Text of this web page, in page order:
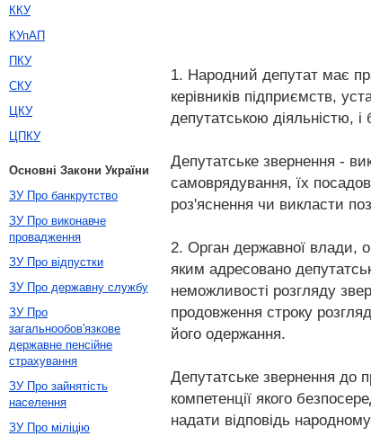
1. Народний депутат має
керівників підприємств,
депутатською діяльністю,
Депутатське звернення -
самоврядування, їх
роз'яснення чи викласти
2. Орган державної влади,
яким адресовано
неможливості розгляду
продовження строку
його одержання.
Депутатське звернення до
компетенції якого
надати відповідь
ККУ
КУпАП
ПКУ
СКУ
ЦКУ
ЦПКУ
Основні Закони України
ЗУ Про банкрутство
ЗУ Про виконавче
провадження
ЗУ Про відпустки
ЗУ Про державну службу
ЗУ Про
загальнообов'язкове
державне пенсійне
страхування
ЗУ Про зайнятість
населення
ЗУ Про міліцію